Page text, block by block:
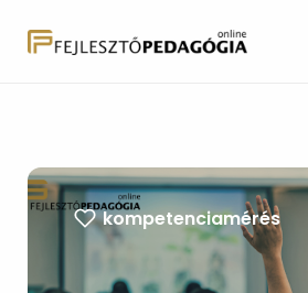
kompetenciamérés